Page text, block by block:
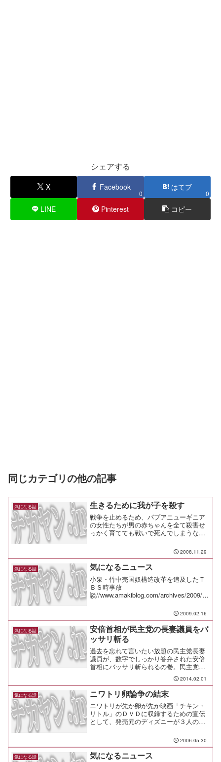
シェアする
X Facebook
0
はてブ
0
LINE Pinterest コピー
同じカテゴリの他の記事
気になる話 生きるために我が子を殺す
戦争を止めるため、パプアニューギニア
の女性たちが男の赤ちゃんを全て殺害せ
っかく育てても戦いで死んでしまうな
誰かを殺す事もないってことか。泣ける
なぁ。
2008.11.29
気になる話 気になるニュース
小泉・竹中売国奴構造改革を追及したＴ
ＢＳ時事放
談//www.amakiblog.com/archives/2009/02
の財宝発見? 発掘をめぐって裁判
に//journal.my...
2009.02.16
気になる話
安倍首相が民主党の長妻議員をバ
ッサリ斬る
過去を忘れて言いたい放題の民主党長妻
議員が、数字でしっかり答弁された安倍
首相にバッサリ斬られるの巻。民主党は
反省しているのか？ いえ、していませ
んね。 これでは。首相の答弁は7:30か
ら。 長妻議員の質問をすっ飛ばして見
ても十分に内容を把握...
2014.02.01
気になる話 ニワトリ卵論争の結末
ニワトリが先か卵が先か映画「チキン・
リトル」のＤＶＤに収録するための宣伝
として、発売元のディズニーが３人の専
2006.05.30
気になる話 気になるニュース